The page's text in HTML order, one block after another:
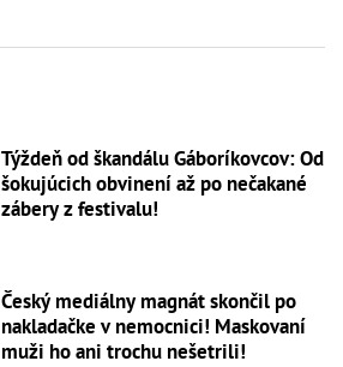
Týždeň od škandálu Gáboríkovcov: Od
šokujúcich obvinení až po nečakané
zábery z festivalu!
Český mediálny magnát skončil po
nakladačke v nemocnici! Maskovaní
muži ho ani trochu nešetrili!